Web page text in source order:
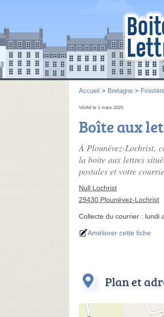
Accueil > Bretagne >
Vérifié le 1 mars 2025
Boîte aux
À Plounévez-Lochrist,
la boite aux lettres
postales et votre
Null Lochrist
29430 Plounévez-Lochrist
Collecte du courrier : lundi
Améliorer cette fiche
Plan et